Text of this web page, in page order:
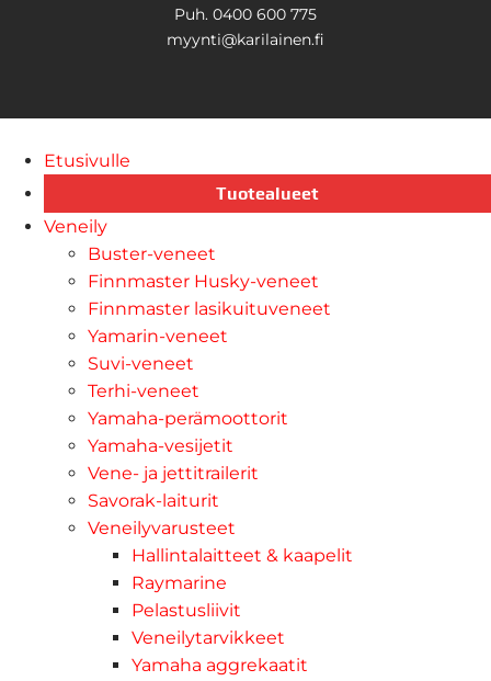
Puh. 0400 600 775
myynti@karilainen.fi
Etusivulle
Tuotealueet
Veneily
Buster-veneet
Finnmaster Husky-veneet
Finnmaster lasikuituveneet
Yamarin-veneet
Suvi-veneet
Terhi-veneet
Yamaha-perämoottorit
Yamaha-vesijetit
Vene- ja jettitrailerit
Savorak-laiturit
Veneilyvarusteet
Hallintalaitteet & kaapelit
Raymarine
Pelastusliivit
Veneilytarvikkeet
Yamaha aggrekaatit